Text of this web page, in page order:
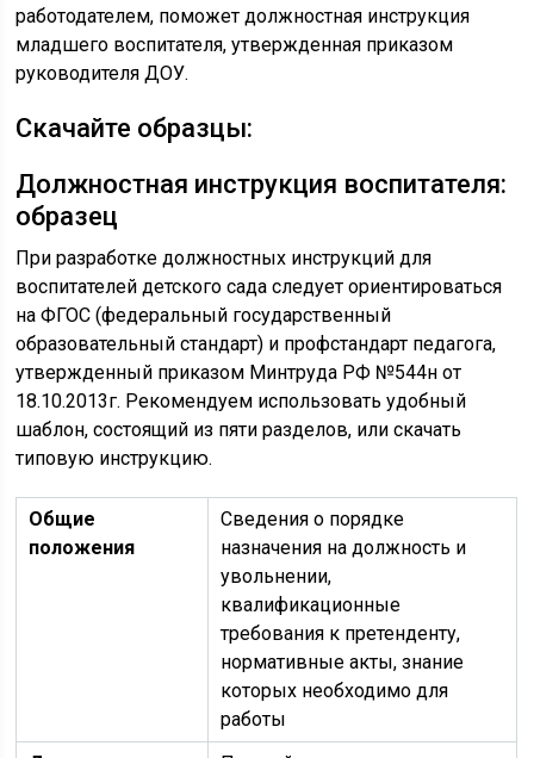
работодателем, поможет должностная инструкция
младшего воспитателя, утвержденная приказом
руководителя ДОУ.
Скачайте образцы:
Должностная инструкция воспитателя:
образец
При разработке должностных инструкций для
воспитателей детского сада следует ориентироваться
на ФГОС (федеральный государственный
образовательный стандарт) и профстандарт педагога,
утвержденный приказом Минтруда РФ №544н от
18.10.2013г. Рекомендуем использовать удобный
шаблон, состоящий из пяти разделов, или скачать
типовую инструкцию.
Общие
положения
Сведения о порядке
назначения на должность и
увольнении,
квалификационные
требования к претенденту,
нормативные акты, знание
которых необходимо для
работы